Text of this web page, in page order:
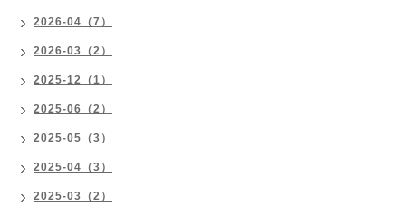
2026-04（7）
2026-03（2）
2025-12（1）
2025-06（2）
2025-05（3）
2025-04（3）
2025-03（2）